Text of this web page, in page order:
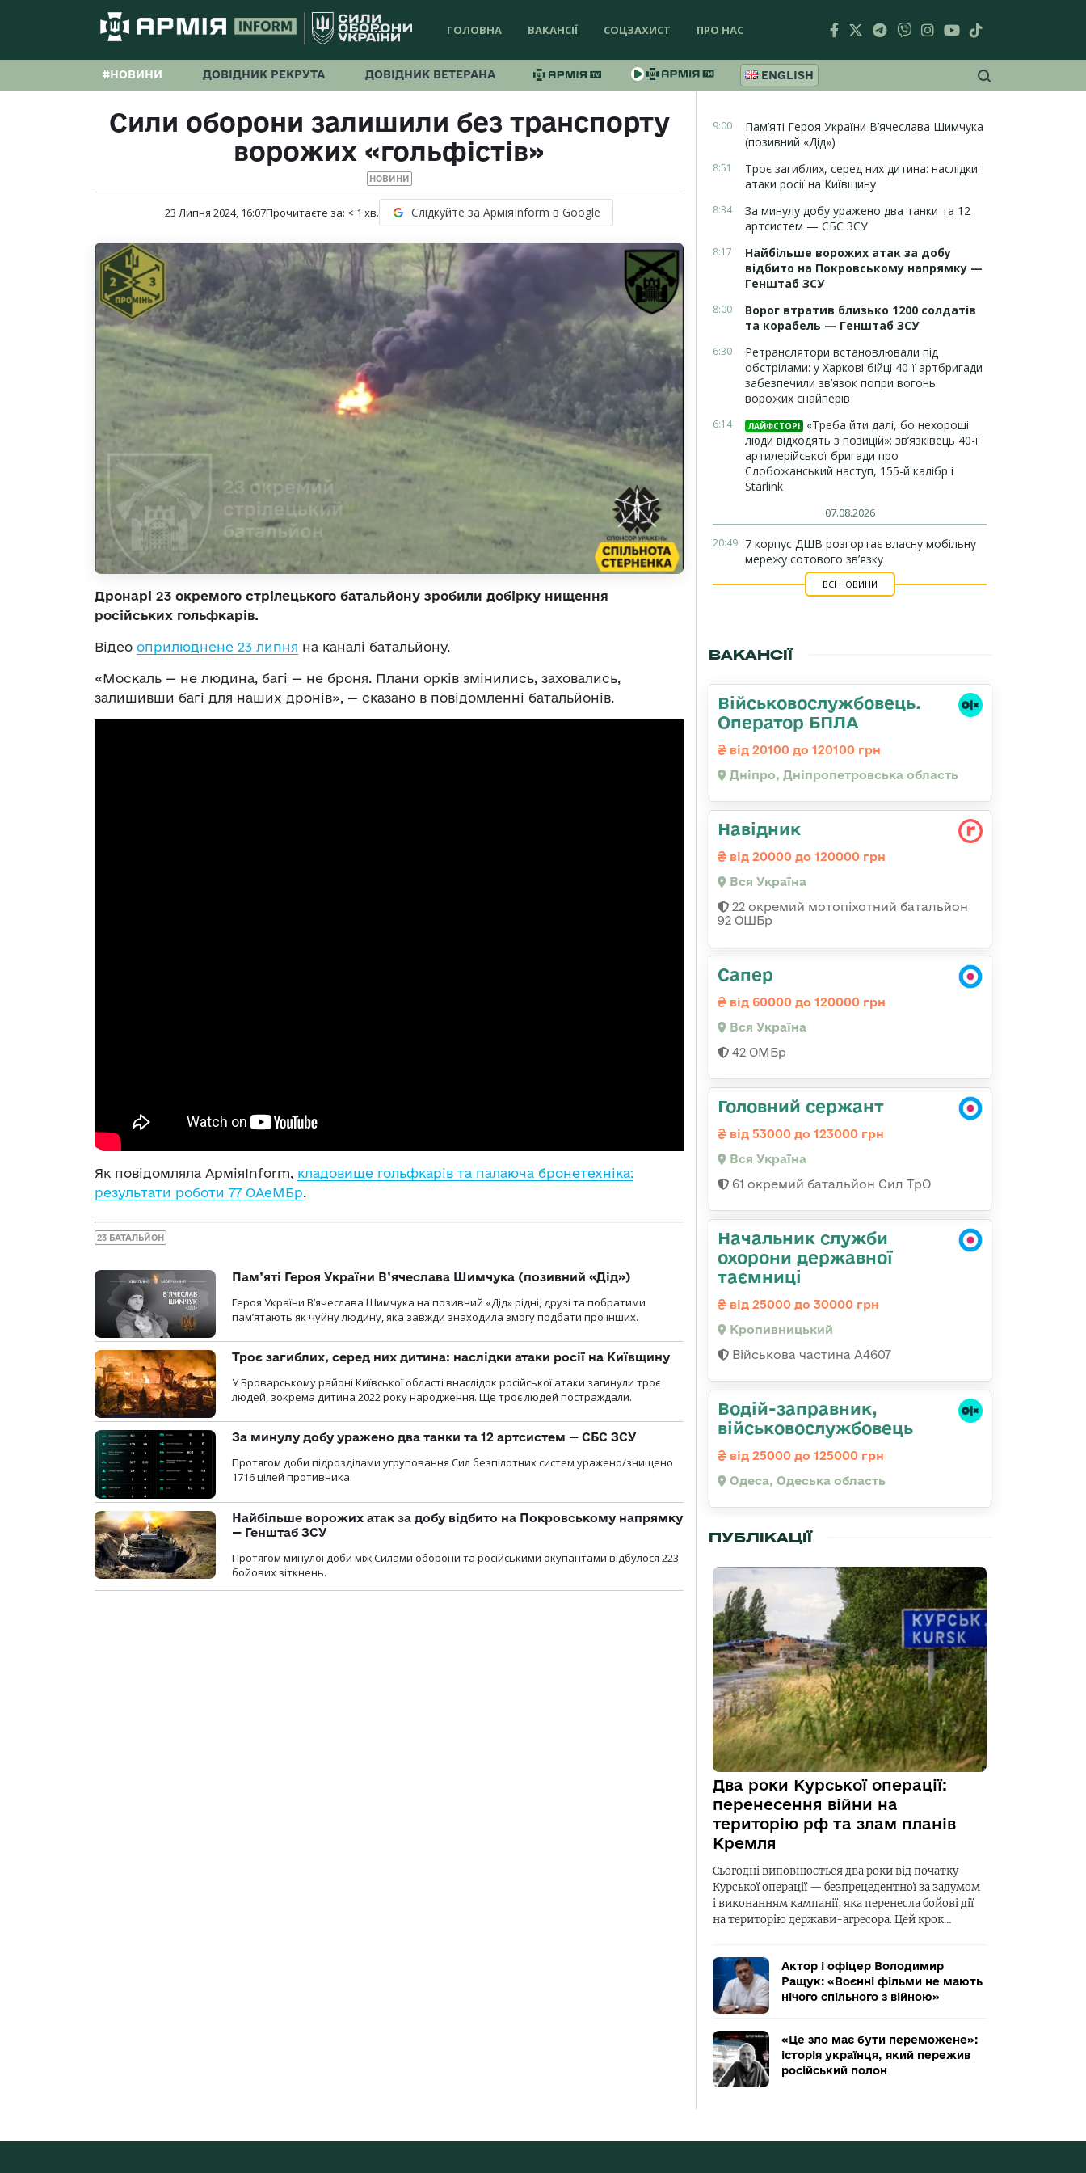
ГОЛОВНА ВАКАНСІЇ СОЦЗАХИСТ ПРО НАС
#НОВИНИ ДОВІДНИК РЕКРУТА ДОВІДНИК ВЕТЕРАНА ENGLISH
Сили оборони залишили без транспорту
ворожих «гольфістів»
НОВИНИ
23 Липня 2024, 16:07Прочитаєте за: < 1 хв. Слідкуйте за АрміяInform в Google
Дронарі 23 окремого стрілецького батальйону зробили добірку нищення
російських гольфкарів.
Відео оприлюднене 23 липня на каналі батальйону.
«Москаль — не людина, багі — не броня. Плани орків змінились, заховались,
залишивши багі для наших дронів», — сказано в повідомленні батальйонів.
Як повідомляла АрміяInform, кладовище гольфкарів та палаюча бронетехніка:
результати роботи 77 ОАеМБр.
23 БАТАЛЬЙОН
Пам’яті Героя України В’ячеслава Шимчука (позивний «Дід»)
Героя України В’ячеслава Шимчука на позивний «Дід» рідні, друзі та побратими
пам’ятають як чуйну людину, яка завжди знаходила змогу подбати про інших.
Троє загиблих, серед них дитина: наслідки атаки росії на Київщину
У Броварському районі Київської області внаслідок російської атаки загинули троє
людей, зокрема дитина 2022 року народження. Ще троє людей постраждали.
За минулу добу уражено два танки та 12 артсистем — СБС ЗСУ
Протягом доби підрозділами угруповання Сил безпілотних систем уражено/знищено
1716 цілей противника.
Найбільше ворожих атак за добу відбито на Покровському напрямку
— Генштаб ЗСУ
Протягом минулої доби між Силами оборони та російськими окупантами відбулося 223
бойових зіткнень.
9:00
Пам’яті Героя України В’ячеслава Шимчука
(позивний «Дід»)
8:51
Троє загиблих, серед них дитина: наслідки
атаки росії на Київщину
8:34
За минулу добу уражено два танки та 12
артсистем — СБС ЗСУ
8:17
Найбільше ворожих атак за добу
відбито на Покровському напрямку —
Генштаб ЗСУ
8:00
Ворог втратив близько 1200 солдатів
та корабель — Генштаб ЗСУ
6:30
Ретранслятори встановлювали під
обстрілами: у Харкові бійці 40-ї артбригади
забезпечили зв’язок попри вогонь
ворожих снайперів
6:14 ЛАЙФСТОРІ
«Треба йти далі, бо нехороші
люди відходять з позицій»: зв’язківець 40-ї
артилерійської бригади про
Слобожанський наступ, 155-й калібр і
Starlink
07.08.2026
20:49 7 корпус ДШВ розгортає власну мобільну
мережу сотового зв’язку
ВСІ НОВИНИ
ВАКАНСІЇ
Військовослужбовець.
Оператор БПЛА
від 20100 до 120100 грн
Дніпро, Дніпропетровська область
Навідник
від 20000 до 120000 грн
Вся Україна
22 окремий мотопіхотний батальйон
92 ОШБр
Сапер
від 60000 до 120000 грн
Вся Україна
42 ОМБр
Головний сержант
від 53000 до 123000 грн
Вся Україна
61 окремий батальйон Сил ТрО
Начальник служби
охорони державної
таємниці
від 25000 до 30000 грн
Кропивницький
Військова частина А4607
Водій-заправник,
військовослужбовець
від 25000 до 125000 грн
Одеса, Одеська область
ПУБЛІКАЦІЇ
Два роки Курської операції:
перенесення війни на
територію рф та злам планів
Кремля
Сьогодні виповнюється два роки від початку
Курської операції — безпрецедентної за задумом
і виконанням кампанії, яка перенесла бойові дії
на територію держави-агресора. Цей крок…
Актор і офіцер Володимир
Ращук: «Воєнні фільми не мають
нічого спільного з війною»
«Це зло має бути переможене»:
історія українця, який пережив
російський полон